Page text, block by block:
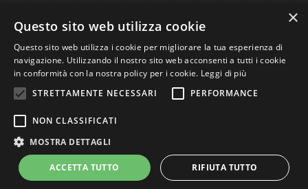
CONDIZIONI DI VENDITA
PRIVACY POLICY
COOKIE POLICY
Studio Bibliografico Scriptorium Dott.ssa Sara Bassi VAT
nr. 01744000207
Power byGRAFFITI WEB
×
Questo sito web utilizza cookie
Questo sito web utilizza i cookie per migliorare la tua esperienza di
navigazione. Utilizzando il nostro sito web acconsenti a tutti i cookie
in conformità con la nostra policy per i cookie. Leggi di più
STRETTAMENTE NECESSARI
PERFORMANCE
NON CLASSIFICATI
MOSTRA DETTAGLI
ACCETTA TUTTO RIFIUTA TUTTO